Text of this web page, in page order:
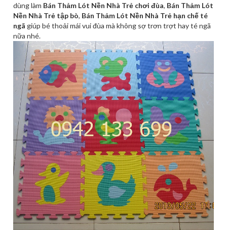
dùng làm Bán Thảm Lót Nền Nhà Trẻ chơi đùa, Bán Thảm Lót
Nền Nhà Trẻ tập bò, Bán Thảm Lót Nền Nhà Trẻ hạn chế té
ngã giúp bé thoải mái vui đùa mà không sợ trơn trợt hay té ngã
nữa nhé.